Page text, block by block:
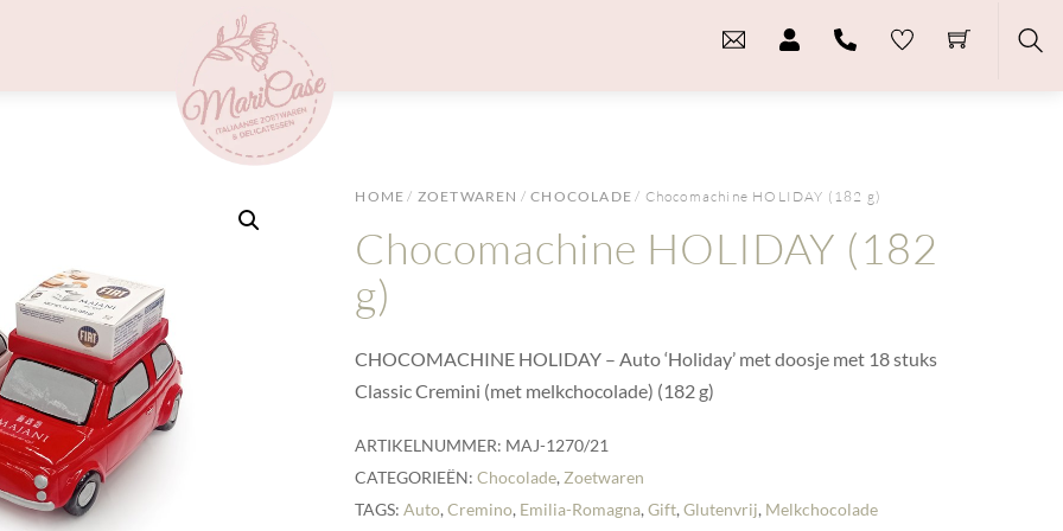
Menu
HOME / ZOETWAREN /CHOCOLADE / Chocomachine HOLIDAY (182 g)
Chocomachine HOLIDAY (182
g)
CHOCOMACHINE HOLIDAY – Auto ‘Holiday’ met doosje met 18 stuks
Classic Cremini (met melkchocolade) (182 g)
ARTIKELNUMMER: MAJ-1270/21
CATEGORIEËN:Chocolade, Zoetwaren
TAGS:Auto,Cremino, Emilia-Romagna,Gift,Glutenvrij, Melkchocolade